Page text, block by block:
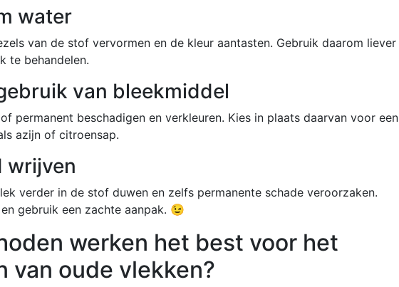
water
van de stof vervormen en de kleur aantasten. Gebruik daarom liever
te behandelen.
van bleekmiddel
permanent beschadigen en verkleuren. Kies in plaats daarvan voor een
azijn of citroensap.
wrijven
verder in de stof duwen en zelfs permanente schade veroorzaken.
gebruik een zachte aanpak. 😉
werken het best voor het
van oude vlekken?